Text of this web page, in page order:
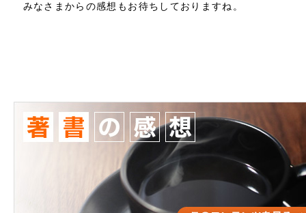
みなさまからの感想もお待ちしておりますね。